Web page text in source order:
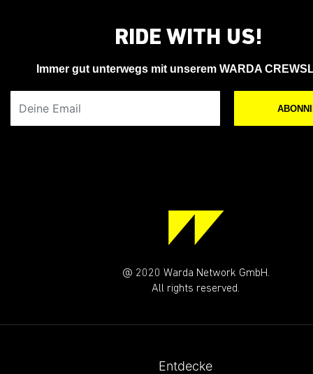
RIDE WITH US!
Immer gut unterwegs mit unserem WARDA
@ 2020 Warda Network GmbH.
All rights reserved.
Entdecke